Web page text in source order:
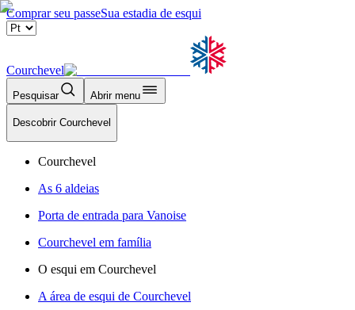
Comprar seu passeSua estadia de esqui
Courchevel
Pesquisar Abrir menu
Descobrir Courchevel
Courchevel
As 6 aldeias
Porta de entrada para Vanoise
Courchevel em família
O esqui em Courchevel
A área de esqui de Courchevel